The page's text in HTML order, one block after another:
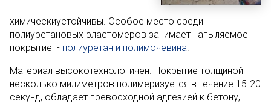
химическиустойчивы. Особое место среди
полиуретановых эластомеров занимает напыляемое
покрытие - полиуретан и полимочевина.
Материал высокотехнологичен. Покрытие толщиной
несколько милиметров полимеризуется в течение 15-20
секунд, обладает превосходной адгезией к бетону,